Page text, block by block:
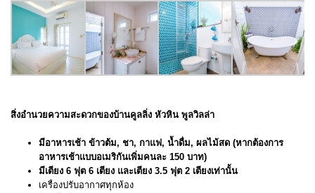
สิ่งอำนวยความสะดวกของบ้านคูลลิ่ง หัวหิน พูลวิลล่า
มีอาหารเช้า ข้าวต้ม, ชา, กาแฟ, น้ำดื่ม, ผลไม้สด (หากต้องการ
อาหารเช้าแบบอเมริกันเพิ่มคนละ 150 บาท)
มีเตียง 6 ฟุต 6 เตียง และเตียง 3.5 ฟุต 2 เตียงเท่านั้น
เครื่องปรับอากาศทุกห้อง